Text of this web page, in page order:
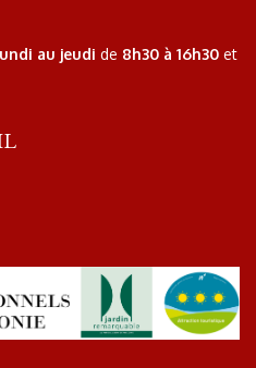
au jeudi de 8h30 à 16h30 et